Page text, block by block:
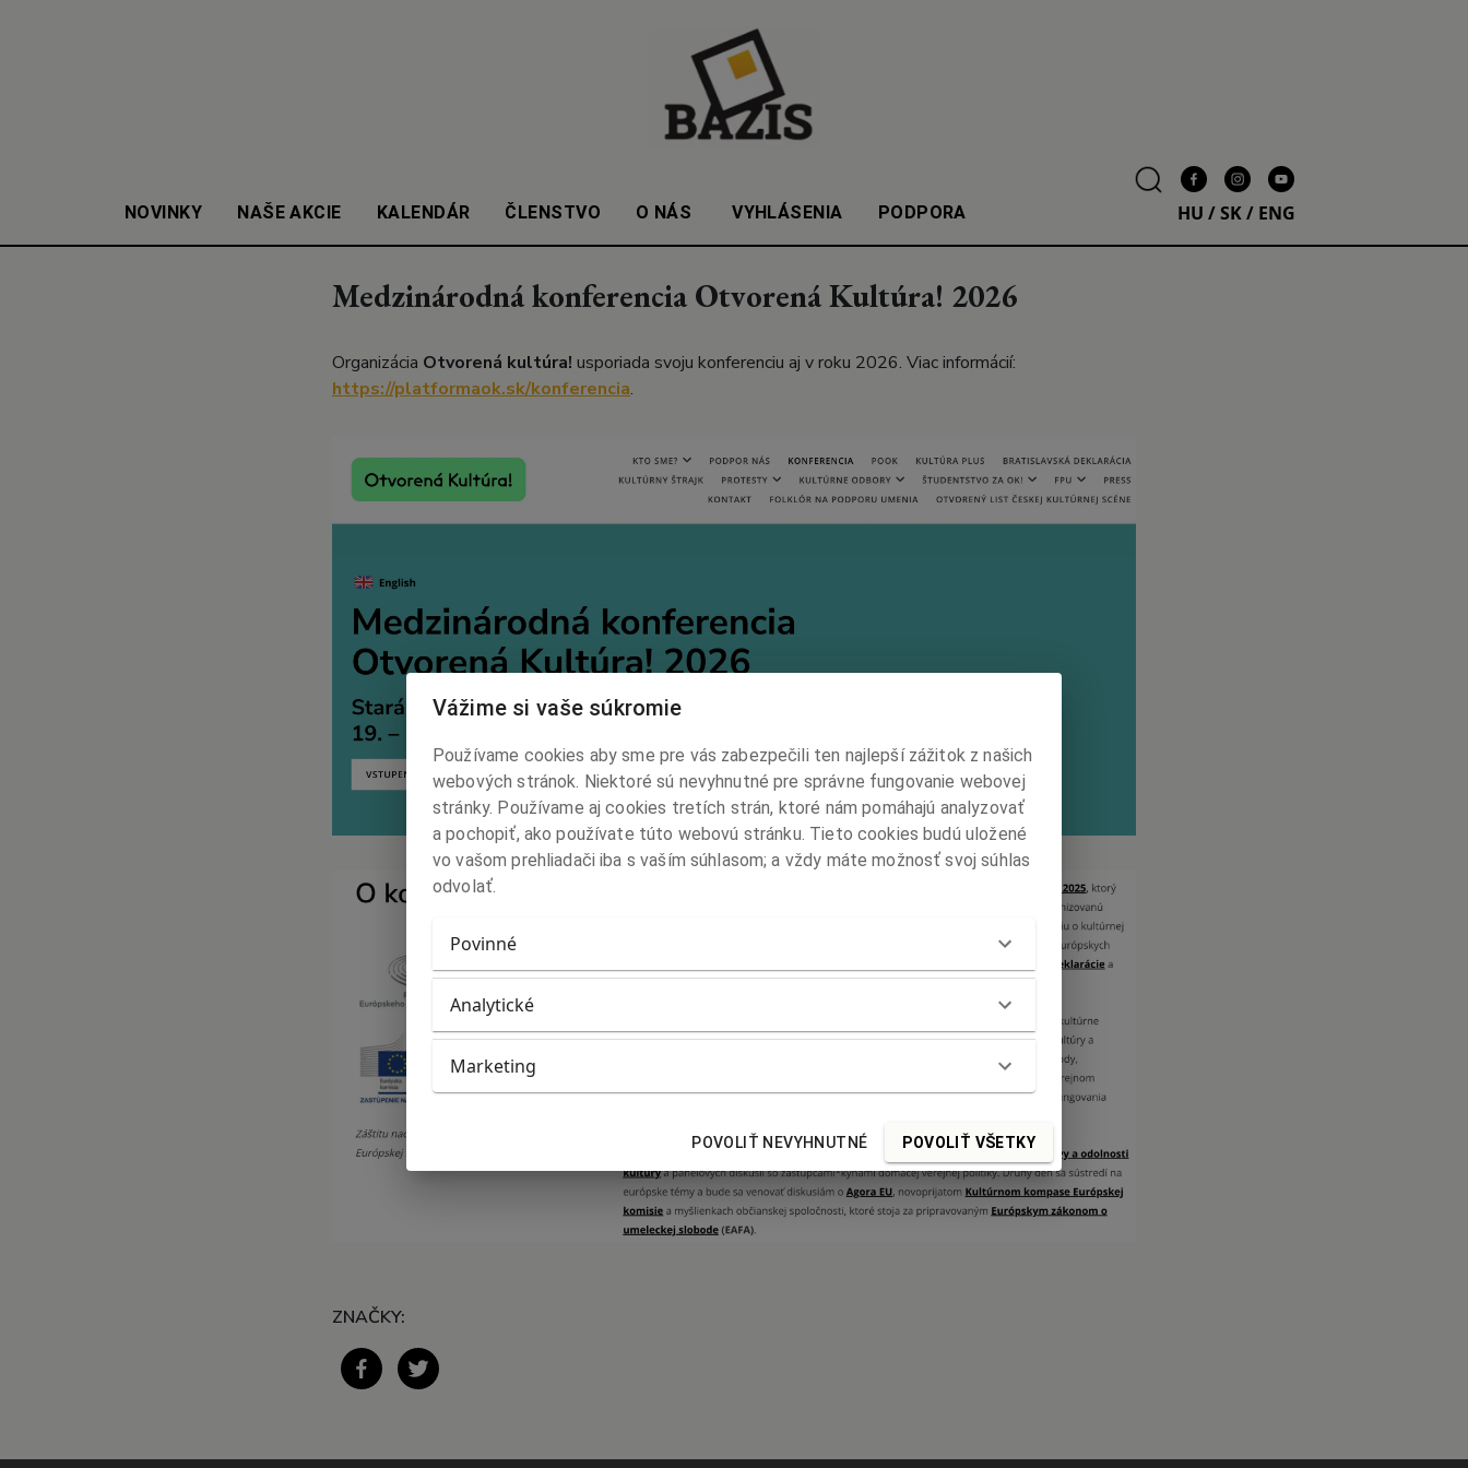
NOVINKY NAŠE AKCIE KALENDÁR ČLENSTVO O NÁS VYHLÁSENIA PODPORA HU /SK/ ENG
Medzinárodná konferencia Otvorená Kultúra! 2026
Organizácia Otvorená kultúra! usporiada svoju konferenciu aj v roku 2026. Viac informácií:
https://platformaok.sk/konferencia.
ZNAČKY:
Vážime si vaše súkromie
Používame cookies aby sme pre vás zabezpečili ten najlepší zážitok z našich
webových stránok. Niektoré sú nevyhnutné pre správne fungovanie webovej
stránky. Používame aj cookies tretích strán, ktoré nám pomáhajú analyzovať
a pochopiť, ako používate túto webovú stránku. Tieto cookies budú uložené
vo vašom prehliadači iba s vaším súhlasom; a vždy máte možnosť svoj súhlas
odvolať.
Povinné
Analytické
Marketing
POVOLIŤ NEVYHNUTNÉ POVOLIŤ VŠETKY